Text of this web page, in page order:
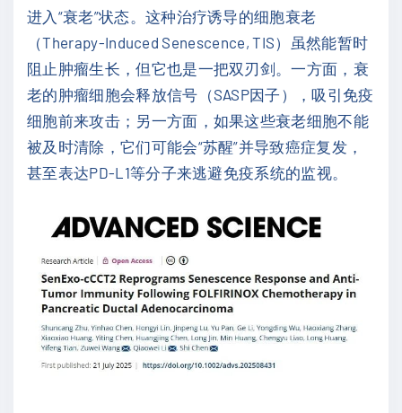
进入“衰老”状态。这种治疗诱导的细胞衰老
（Therapy-Induced Senescence, TIS）虽然能暂时
阻止肿瘤生长，但它也是一把双刃剑。一方面，衰
老的肿瘤细胞会释放信号（SASP因子），吸引免疫
细胞前来攻击；另一方面，如果这些衰老细胞不能
被及时清除，它们可能会“苏醒”并导致癌症复发，
甚至表达PD-L1等分子来逃避免疫系统的监视。